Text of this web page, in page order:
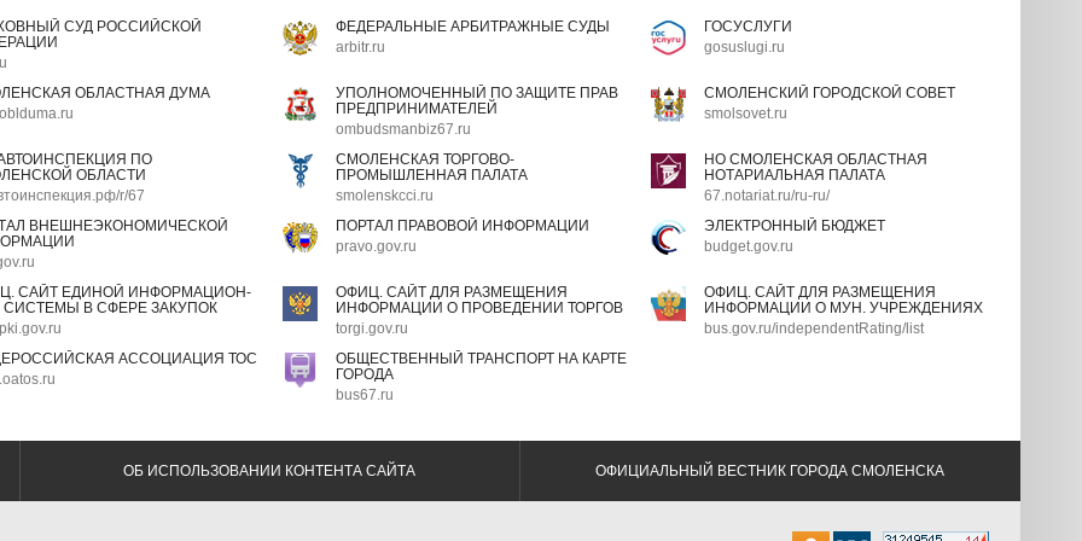
СУД РОССИЙСКОЙ
ФЕДЕРАЛЬНЫЕ АРБИТРАЖНЫЕ СУДЫ
arbitr.ru
ГОСУСЛУГИ
gosuslugi.ru
ОБЛАСТНАЯ ДУМА
УПОЛНОМОЧЕННЫЙ ПО ЗАЩИТЕ ПРАВ
ПРЕДПРИНИМАТЕЛЕЙ
ombudsmanbiz67.ru
СМОЛЕНСКИЙ ГОРОДСКОЙ СОВЕТ
smolsovet.ru
ПО
ОБЛАСТИ
r/67
СМОЛЕНСКАЯ ТОРГОВО-
ПРОМЫШЛЕННАЯ ПАЛАТА
smolenskcci.ru
НО СМОЛЕНСКАЯ ОБЛАСТНАЯ
НОТАРИАЛЬНАЯ ПАЛАТА
67.notariat.ru/ru-ru/
ВНЕШНЕЭКОНОМИЧЕСКОЙ
ПОРТАЛ ПРАВОВОЙ ИНФОРМАЦИИ
pravo.gov.ru
ЭЛЕКТРОННЫЙ БЮДЖЕТ
budget.gov.ru
САЙТ ЕДИНОЙ ИНФОРМАЦИОН-
СИСТЕМЫ В СФЕРЕ ЗАКУПОК
ОФИЦ. САЙТ ДЛЯ РАЗМЕЩЕНИЯ
ИНФОРМАЦИИ О ПРОВЕДЕНИИ ТОРГОВ
torgi.gov.ru
ОФИЦ. САЙТ ДЛЯ РАЗМЕЩЕНИЯ
ИНФОРМАЦИИ О МУН. УЧРЕЖДЕНИЯХ
bus.gov.ru/independentRating/list
АССОЦИАЦИЯ ТОС
ОБЩЕСТВЕННЫЙ ТРАНСПОРТ НА КАРТЕ
ГОРОДА
bus67.ru
ОБ ИСПОЛЬЗОВАНИИ КОНТЕНТА САЙТА ОФИЦИАЛЬНЫЙ ВЕСТНИК ГОРОДА СМОЛЕНСКА